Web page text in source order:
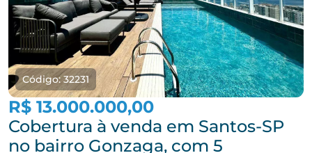
Código: 32231
R$ 13.000.000,00
Cobertura à venda em Santos-SP
no bairro Gonzaga, com 5